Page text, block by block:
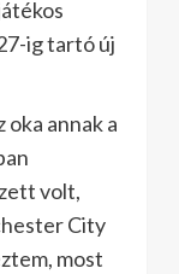
ig tartó új
annak a
volt,
City
most